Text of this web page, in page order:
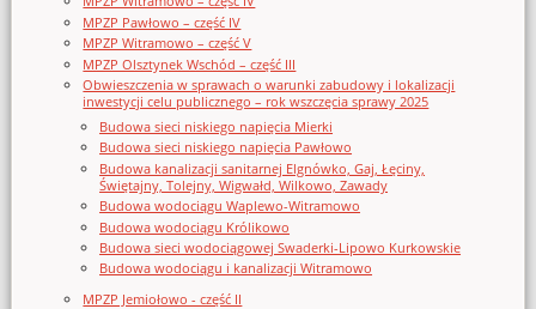
MPZP Pawłowo – część IV
MPZP Witramowo – część V
MPZP Olsztynek Wschód – część III
Obwieszczenia w sprawach o warunki zabudowy i lokalizacji
inwestycji celu publicznego – rok wszczęcia sprawy 2025
Budowa sieci niskiego napięcia Mierki
Budowa sieci niskiego napięcia Pawłowo
Budowa kanalizacji sanitarnej Elgnówko, Gaj, Łęciny,
Świętajny, Tolejny, Wigwałd, Wilkowo, Zawady
Budowa wodociągu Waplewo-Witramowo
Budowa wodociągu Królikowo
Budowa sieci wodociągowej Swaderki-Lipowo Kurkowskie
Budowa wodociągu i kanalizacji Witramowo
MPZP Jemiołowo - część II